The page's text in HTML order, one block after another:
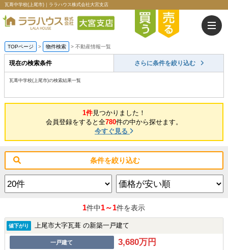
瓦葺中学校(上尾市)｜ララハウス株式会社大宮支店
TOPページ > 物件検索 > 不動産情報一覧
現在の検索条件 さらに条件を絞り込む
瓦葺中学校(上尾市)の検索結果一覧
1件見つかりました！
会員登録をすると全780件の中から探せます。
今すぐ見る
条件を絞り込む
1件中1～1件を表示
値下がり 上尾市大字瓦葺 の新築一戸建て
一戸建て 3,680万円